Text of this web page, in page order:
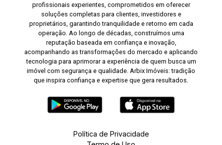
profissionais experientes, comprometidos em oferecer
soluções completas para clientes, investidores e
proprietários, garantindo tranquilidade e retorno em cada
operação. Ao longo de décadas, construímos uma
reputação baseada em confiança e inovação,
acompanhando as transformações do mercado e aplicando
tecnologia para aprimorar a experiência de quem busca um
imóvel com segurança e qualidade. Arbix Imóveis: tradição
que inspira confiança e expertise que gera resultados.
Política de Privacidade